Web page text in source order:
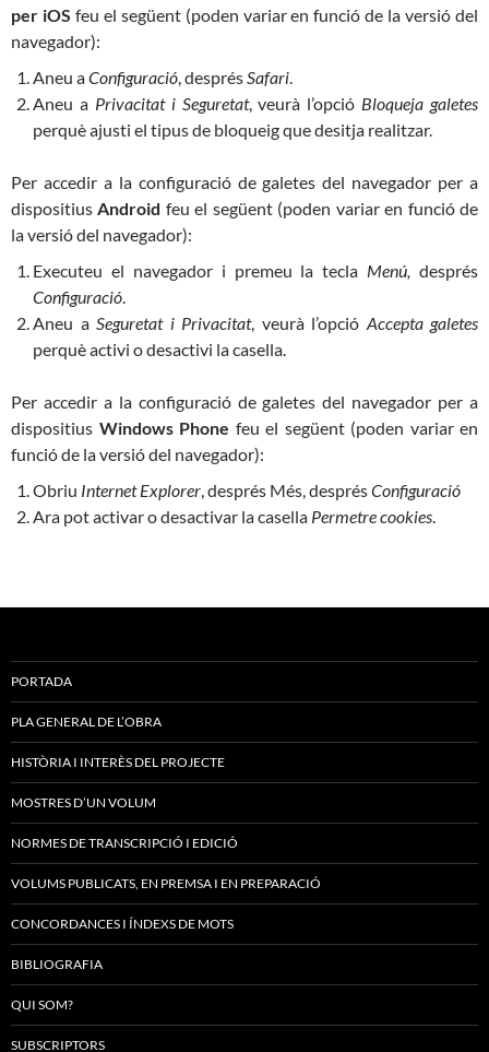
per iOS feu el següent (poden variar en funció de la versió del
navegador):
Aneu aConfiguració , després Safari
Aneu a Privacitat i Seguretat, veurà l’opció Bloqueja galetes
perquè ajusti el tipus de bloqueig que desitja realitzar.
Per accedir a la configuració de galetes del navegador per a
dispositius Android feu el següent (poden variar en funció de
la versió del navegador):
Executeu el navegador i premeu la tecla Menú, després
Configuració
Aneu a Seguretat i Privacitat, veurà l’opció Accepta galetes
perquè activi o desactivi la casella.
Per accedir a la configuració de galetes del navegador per a
dispositius Windows Phone feu el següent (poden variar en
funció de la versió del navegador):
Obriu Internet Explorer , després Més, desprésConfiguració
Ara pot activar o desactivar la casella Permetre cookies
PORTADA
PLA GENERAL DE L’OBRA
HISTÒRIA I INTERÈS DEL PROJECTE
MOSTRES D’UN VOLUM
NORMES DE TRANSCRIPCIÓ I EDICIÓ
VOLUMS PUBLICATS, EN PREMSA I EN PREPARACIÓ
CONCORDANCES I ÍNDEXS DE MOTS
BIBLIOGRAFIA
QUI SOM?
SUBSCRIPTORS